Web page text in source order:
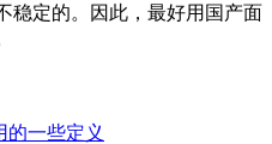
稳定的。因此，最好用国产面
的一些定义